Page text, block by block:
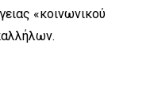
«κοινωνικού